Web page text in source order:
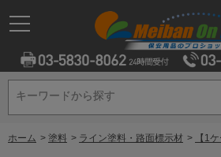
キーワードから探す
キーワードから探す
ホーム > 塗料 > ライン塗料・路面標示材 > 【1